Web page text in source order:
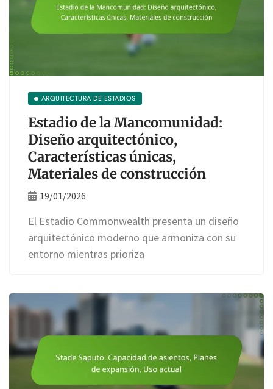
ARQUITECTURA DE ESTADIOS
Estadio de la Mancomunidad:
Diseño arquitectónico,
Características únicas,
Materiales de construcción
19/01/2026
El Estadio Commonwealth presenta un diseño
arquitectónico moderno que armoniza con su
entorno mientras prioriza